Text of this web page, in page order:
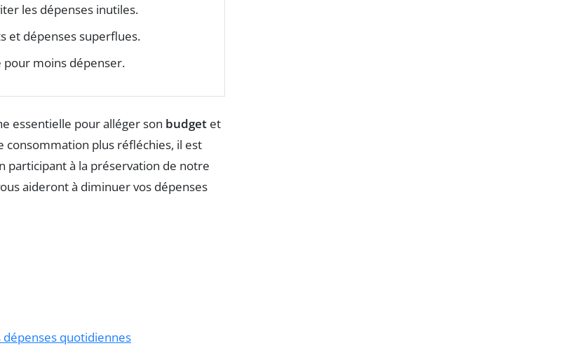
les dépenses inutiles.
et dépenses superflues.
pour moins dépenser.
essentielle pour alléger son budget et
consommation plus réfléchies, il est
participant à la préservation de notre
aideront à diminuer vos dépenses
dépenses quotidiennes